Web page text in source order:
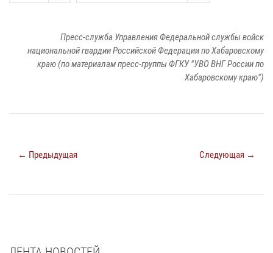
Пресс-служба Управления Федеральной службы войск
национальной гвардии Российской Федерации по Хабаровскому
краю (по материалам пресс-группы ФГКУ "УВО ВНГ России по
Хабаровскому краю")
← Предыдущая Следующая →